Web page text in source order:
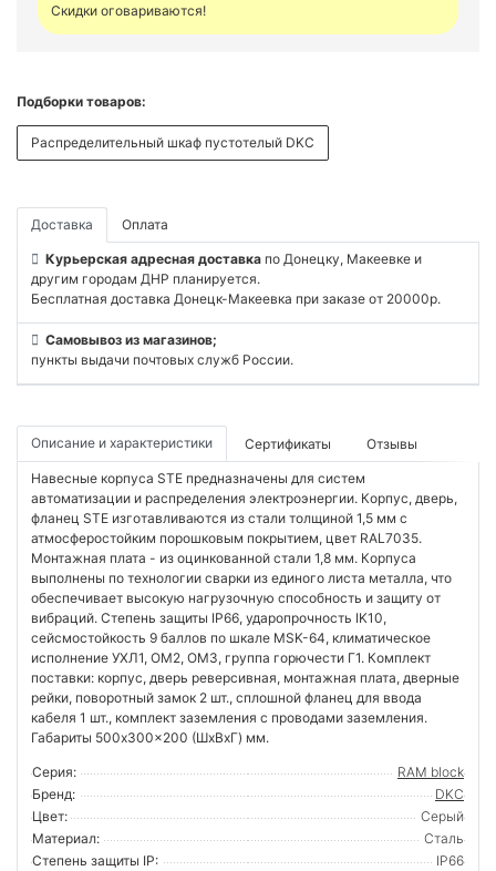
Скидки оговариваются!
Подборки товаров:
Распределительный шкаф пустотелый DKC
Доставка Оплата
Курьерская адресная доставка по Донецку, Макеевке и
другим городам ДНР планируется.
Бесплатная доставка Донецк-Макеевка при заказе от 20000р.
Самовывоз из магазинов;
пункты выдачи почтовых служб России.
Описание и характеристики Сертификаты Отзывы
Навесные корпуса STE предназначены для систем
автоматизации и распределения электроэнергии. Корпус, дверь,
фланец STE изготавливаются из стали толщиной 1,5 мм с
атмосферостойким порошковым покрытием, цвет RAL7035.
Монтажная плата - из оцинкованной стали 1,8 мм. Корпуса
выполнены по технологии сварки из единого листа металла, что
обеспечивает высокую нагрузочную способность и защиту от
вибраций. Степень защиты IP66, ударопрочность IK10,
сейсмостойкость 9 баллов по шкале MSK-64, климатическое
исполнение УХЛ1, ОМ2, ОМ3, группа горючести Г1. Комплект
поставки: корпус, дверь реверсивная, монтажная плата, дверные
рейки, поворотный замок 2 шт., сплошной фланец для ввода
кабеля 1 шт., комплект заземления с проводами заземления.
Габариты 500x300x200 (ШхВхГ) мм.
Серия:
RAM block
Бренд:
DKC
Цвет:
Серый
Материал:
Сталь
Степень защиты IP:
IP66